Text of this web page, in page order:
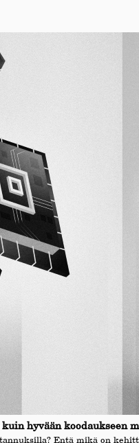
hyvään koodaukseen
Entä mikä on